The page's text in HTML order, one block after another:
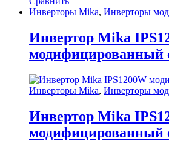
Инверторы Mika, Инверторы
Инвертор Mika
модифицированный
Инверторы Mika, Инверторы
Инвертор Mika
модифицированный